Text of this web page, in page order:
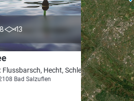
13 4.7
Flussbarsch, Hecht, Schleie
Bad Salzuflen